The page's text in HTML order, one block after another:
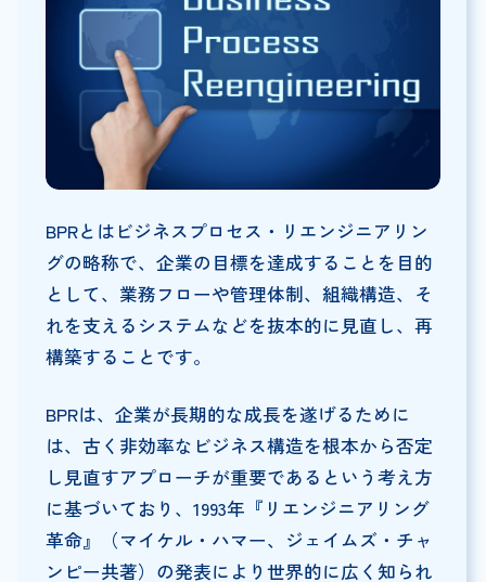
BPRとはビジネスプロセス・リエンジニアリン
グの略称で、企業の目標を達成することを目的
として、業務フローや管理体制、組織構造、そ
れを支えるシステムなどを抜本的に見直し、再
構築することです。
BPRは、企業が長期的な成長を遂げるために
は、古く非効率なビジネス構造を根本から否定
し見直すアプローチが重要であるという考え方
に基づいており、1993年『リエンジニアリング
革命』（マイケル・ハマー、ジェイムズ・チャ
ンピー共著）の発表により世界的に広く知られ